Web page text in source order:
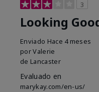
3
Looking
Enviado Hace 4 meses
porValerie
de Lancaster
Evaluado en
marykay.com/en-us/